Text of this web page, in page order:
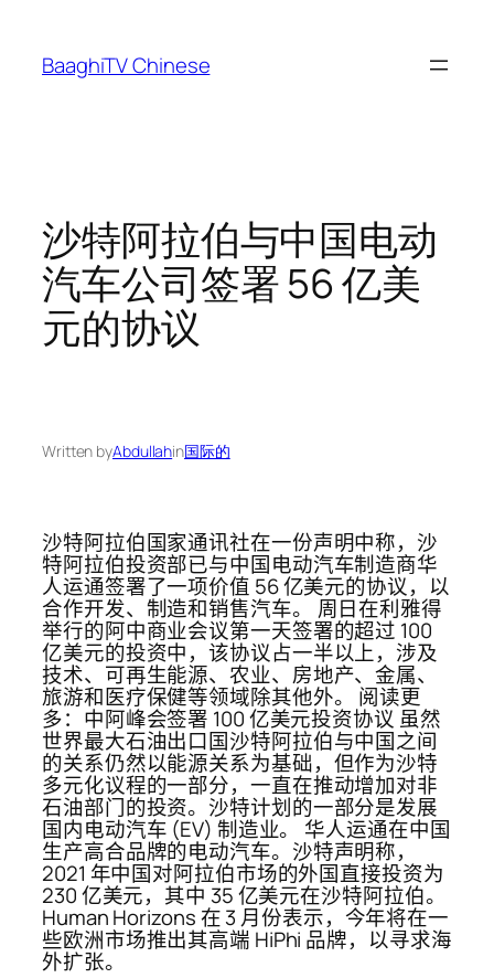
content
BaaghiTV Chinese
沙特阿拉伯与中国电动
汽车公司签署 56 亿美
元的协议
Written byAbdullahin国际的
沙特阿拉伯国家通讯社在一份声明中称，沙
特阿拉伯投资部已与中国电动汽车制造商华
人运通签署了一项价值 56 亿美元的协议，以
合作开发、制造和销售汽车。 周日在利雅得
举行的阿中商业会议第一天签署的超过 100
亿美元的投资中，该协议占一半以上，涉及
技术、可再生能源、农业、房地产、金属、
旅游和医疗保健等领域除其他外。 阅读更
多：中阿峰会签署 100 亿美元投资协议 虽然
世界最大石油出口国沙特阿拉伯与中国之间
的关系仍然以能源关系为基础，但作为沙特
多元化议程的一部分，一直在推动增加对非
石油部门的投资。沙特计划的一部分是发展
国内电动汽车 (EV) 制造业。 华人运通在中国
生产高合品牌的电动汽车。沙特声明称，
2021 年中国对阿拉伯市场的外国直接投资为
230 亿美元，其中 35 亿美元在沙特阿拉伯。
Human Horizo​​ns 在 3 月份表示，今年将在一
些欧洲市场推出其高端 HiPhi 品牌，以寻求海
外扩张。